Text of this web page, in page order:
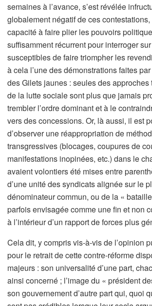
semaines à l’avance, s’est révélée
globalement négatif de ces
capacité à faire plier les pouvoirs
suffisamment récurrent pour interroger
susceptibles de faire triompher les
à cela l’une des démonstrations faites
des Gilets jaunes : seules des
de la lutte sociale sont plus que jamais
trembler l’ordre dominant et à le
vers des concessions. Or, là aussi, il est
d’observer une réappropriation de
transgressives (blocages, coupures de
manifestations inopinées, etc.) dans le
avaient volontiers été mises entre
d’une unité des syndicats alignée sur le
dénominateur commun, ou de la «
parfois envisagée comme une fin et non
à l’intérieur d’un rapport de forces plus
Cela dit, y compris vis-à-vis de l’opinion
pour le retrait de cette contre-réforme
majeurs : son universalité d’une part,
ainsi concerné ; l’image du « président
son gouvernement d’autre part qui, quoi